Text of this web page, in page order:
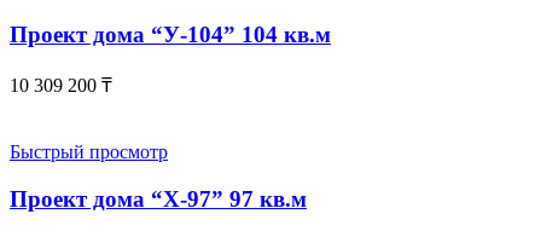
Проект дома “У-104” 104 кв.м
10 309 200 ₸
Быстрый просмотр
Проект дома “Х-97” 97 кв.м